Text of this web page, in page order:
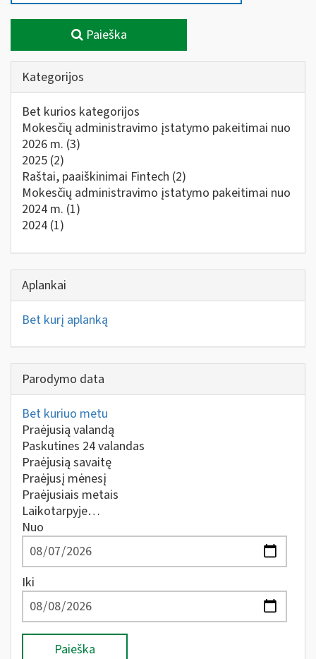
Paieška
Kategorijos
Bet kurios kategorijos
Mokesčių administravimo įstatymo pakeitimai nuo
2026 m. (3)
2025 (2)
Raštai, paaiškinimai Fintech (2)
Mokesčių administravimo įstatymo pakeitimai nuo
2024 m. (1)
2024 (1)
Aplankai
Bet kurį aplanką
Parodymo data
Bet kuriuo metu
Praėjusią valandą
Paskutines 24 valandas
Praėjusią savaitę
Praėjusį mėnesį
Praėjusiais metais
Laikotarpyje…
Nuo
Iki
Paieška